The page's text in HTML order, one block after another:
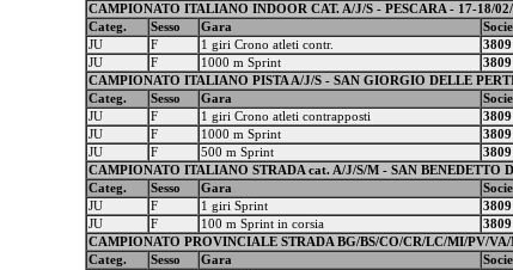
CAMPIONATO ITALIANO INDOOR CAT. A/J/S - PESCARA - 17-18/
Categ.
Sesso Gara
JU
F 1 giri Crono atleti contr. 3809
JU
F 1000 m Sprint 3809
CAMPIONATO ITALIANO PISTA A/J/S - SAN GIORGIO DELLE
Categ.
Sesso Gara
JU
F 1 giri Crono atleti contrapposti 3809
JU
F 1000 m Sprint 3809
JU
F 500 m Sprint 3809
CAMPIONATO ITALIANO STRADA cat. A/J/S/M - SAN BENEDETTO
Categ.
Sesso Gara
JU
F 1 giri Sprint 3809
JU
F 100 m Sprint in corsia 3809
CAMPIONATO PROVINCIALE STRADA BG/BS/CO/CR/LC/MI/PV/
Categ.
Sesso Gara